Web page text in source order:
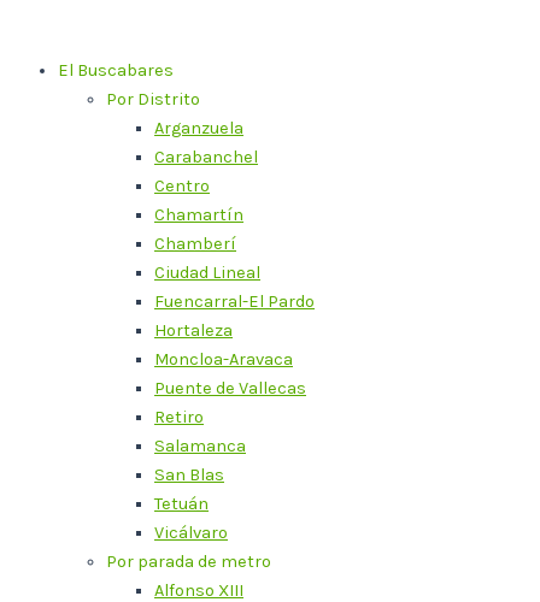
contenidoEl Buscabares
Por Distrito
Arganzuela
Carabanchel
Centro
Chamartín
Chamberí
Ciudad Lineal
Fuencarral-El Pardo
Hortaleza
Moncloa-Aravaca
Puente de Vallecas
Retiro
Salamanca
San Blas
Tetuán
Vicálvaro
Por parada de metro
Alfonso XIII